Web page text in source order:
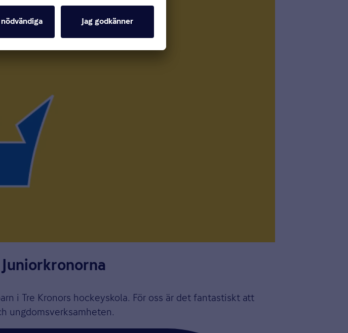
i Tre Kronors hockeyskola. För oss är det fantastiskt att
ungdomsverksamheten.